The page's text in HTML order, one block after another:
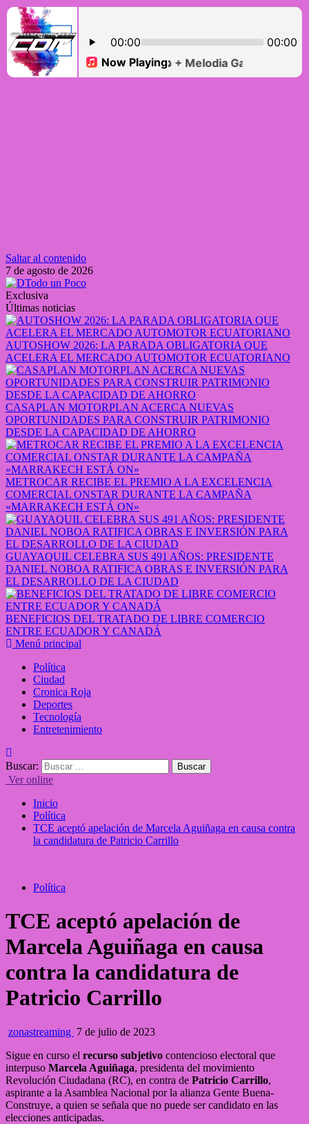
Saltar al contenido
7 de agosto de 2026
Exclusiva
Últimas noticias
AUTOSHOW 2026: LA PARADA OBLIGATORIA QUE
ACELERA EL MERCADO AUTOMOTOR ECUATORIANO
CASAPLAN MOTORPLAN ACERCA NUEVAS
OPORTUNIDADES PARA CONSTRUIR PATRIMONIO
DESDE LA CAPACIDAD DE AHORRO
METROCAR RECIBE EL PREMIO A LA EXCELENCIA
COMERCIAL ONSTAR DURANTE LA CAMPAÑA
«MARRAKECH ESTÁ ON»
GUAYAQUIL CELEBRA SUS 491 AÑOS: PRESIDENTE
DANIEL NOBOA RATIFICA OBRAS E INVERSIÓN PARA
EL DESARROLLO DE LA CIUDAD
BENEFICIOS DEL TRATADO DE LIBRE COMERCIO
ENTRE ECUADOR Y CANADÁ
Menú principal
Política
Ciudad
Cronica Roja
Deportes
Tecnología
Entretenimiento
Buscar:
Ver online
Inicio
Política
TCE aceptó apelación de Marcela Aguiñaga en causa contra
la candidatura de Patricio Carrillo
Política
TCE aceptó apelación de
Marcela Aguiñaga en causa
contra la candidatura de
Patricio Carrillo
zonastreaming 7 de julio de 2023
Sigue en curso el recurso subjetivo contencioso electoral que
interpuso Marcela Aguiñaga, presidenta del movimiento
Revolución Ciudadana (RC), en contra de Patricio Carrillo,
aspirante a la Asamblea Nacional por la alianza Gente Buena-
Construye, a quien se señala que no puede ser candidato en las
elecciones anticipadas.